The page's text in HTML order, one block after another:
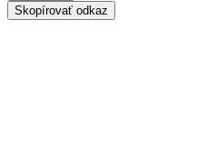
Skopírovať odkaz